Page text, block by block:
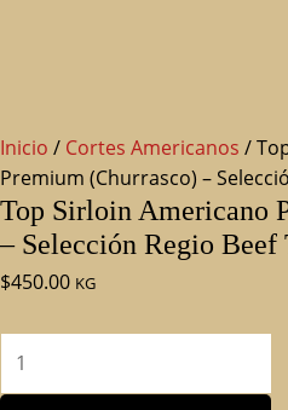
Inicio / Cortes Americanos /
Premium (Churrasco) –
Top Sirloin Americano
– Selección Regio Beef
$450.00 KG